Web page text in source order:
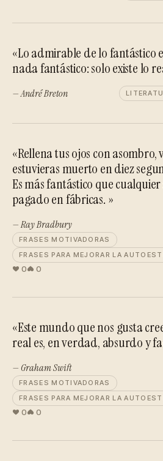
«Lo admirable de lo fantástico
nada fantástico: solo existe lo
— André Breton
«Rellena tus ojos con asombro,
estuvieras muerto en diez
Es más fantástico que
pagado en fábricas. »
— Ray Bradbury
FRASES MOTIVADORAS
FRASES PARA MEJORAR LA
0 0
«Este mundo que nos gusta
real es, en verdad, absurdo y
— Graham Swift
FRASES MOTIVADORAS
FRASES PARA MEJORAR LA
0 0